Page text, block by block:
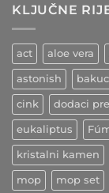
žila
indijski
učinaka
KLJUČNE
act aloe vera
astonish
cink dodaci
eukaliptus
kristalni kamen
mop mop set